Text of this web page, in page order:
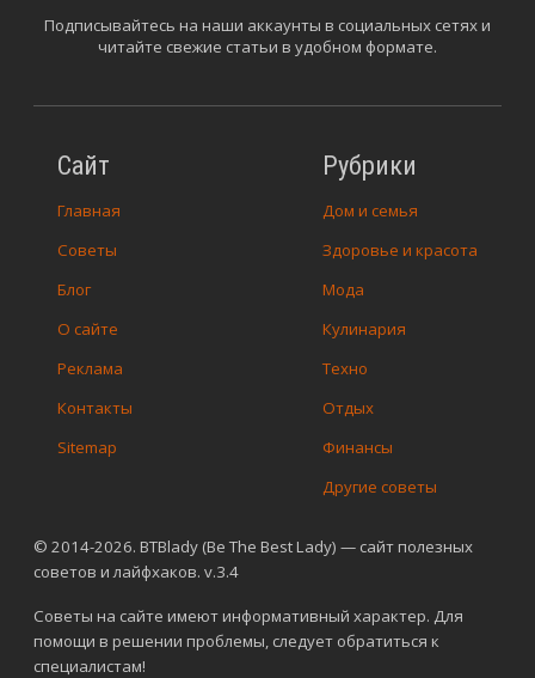
© 2014-2026. BTBlady (Be The Best Lady) — сайт полезных
советов и лайфхаков. v.3.4
Советы на сайте имеют информативный характер. Для
помощи в решении проблемы, следует обратиться к
специалистам!
Сайт
Главная
Советы
Блог
О сайте
Реклама
Контакты
Sitemap
Рубрики
Дом и семья
Здоровье и красота
Мода
Кулинария
Техно
Отдых
Финансы
Другие советы
Подписывайтесь на наши аккаунты в социальных сетях и
читайте свежие статьи в удобном формате.